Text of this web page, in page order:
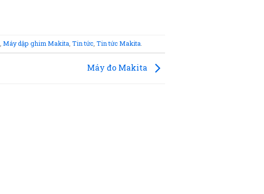
Máy dập ghim Makita Tin tức, Tin tức Makita
Máy đo Makita